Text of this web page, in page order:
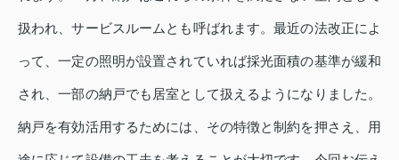
扱われ、サービスルームとも呼ばれます。最近の法改正によ
って、一定の照明が設置されていれば採光面積の基準が緩和
され、一部の納戸でも居室として扱えるようになりました。
納戸を有効活用するためには、その特徴と制約を押さえ、用